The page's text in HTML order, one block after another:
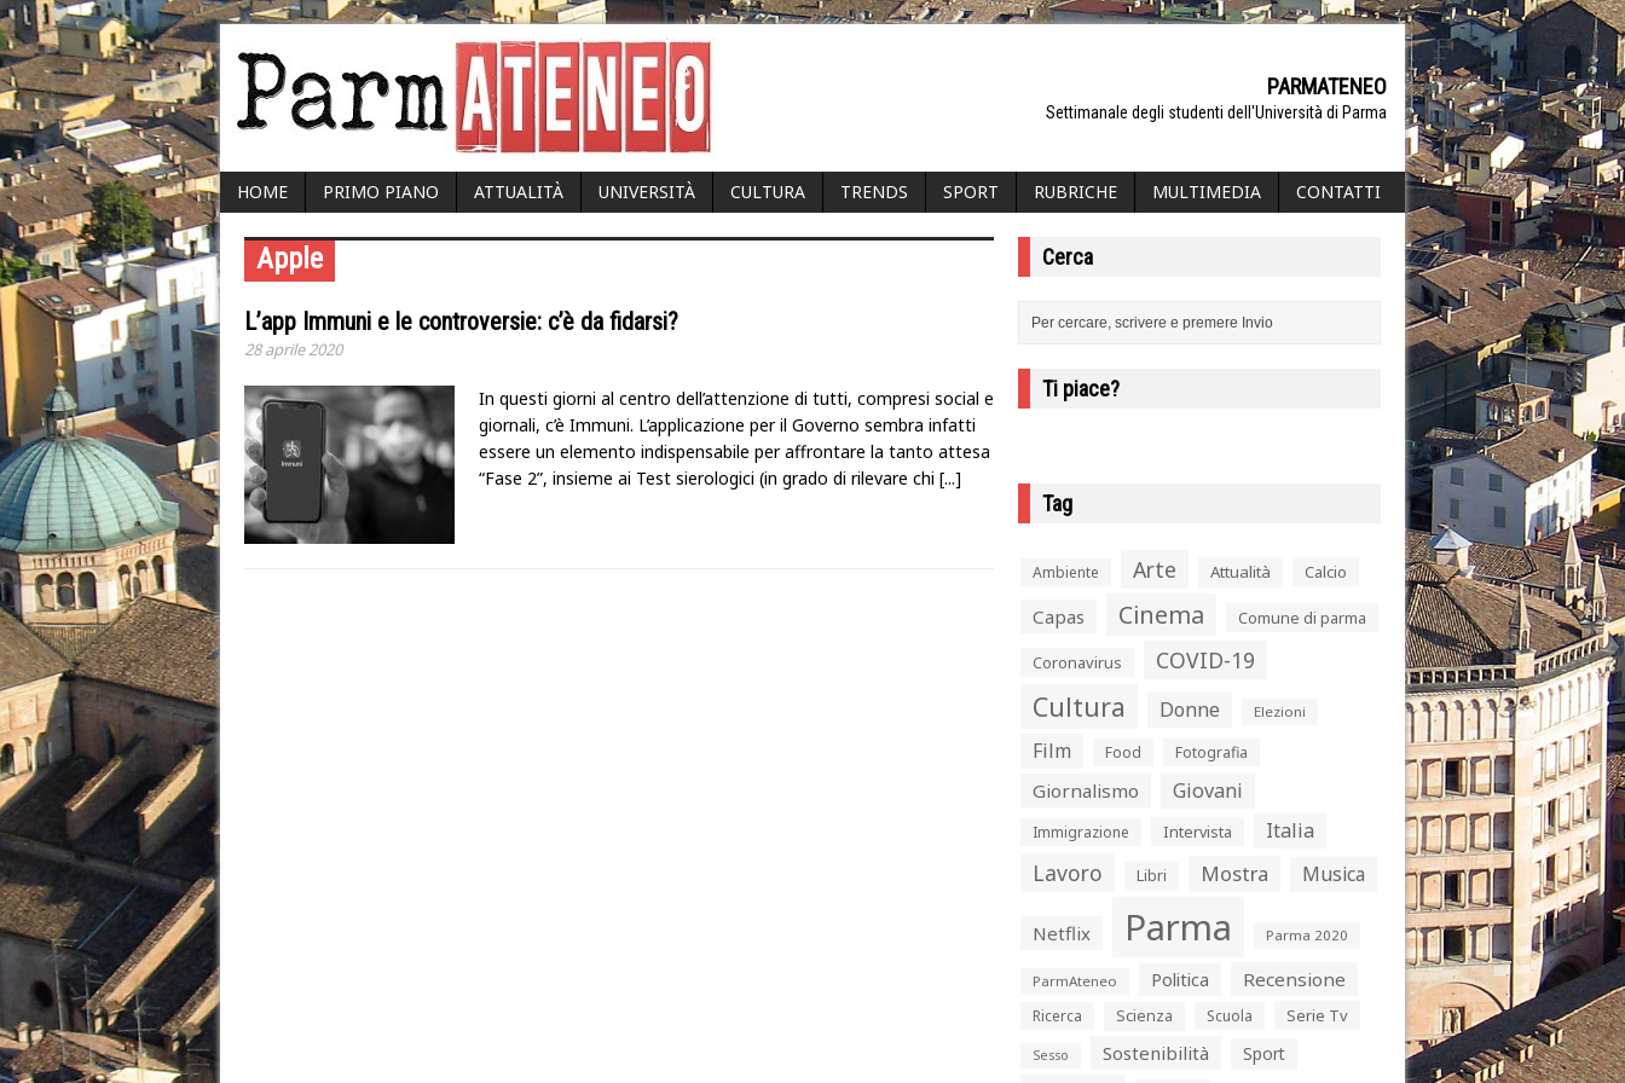
PARMATENEO
Settimanale degli studenti dell'Università di Parma
HOME PRIMO PIANO ATTUALITÀ UNIVERSITÀ CULTURA TRENDS SPORT RUBRICHE MULTIMEDIA CONTATTI
Apple
L’app Immuni e le controversie: c’è da fidarsi?
28 aprile 2020
In questi giorni al centro dell’attenzione di tutti, compresi social e
giornali, c’è Immuni. L’applicazione per il Governo sembra infatti
essere un elemento indispensabile per affrontare la tanto attesa
“Fase 2”, insieme ai Test sierologici (in grado di rilevare chi [...]
Cerca
Ti piace?
Tag
Ambiente Arte Attualità Calcio
Capas Cinema Comune di parma
Coronavirus COVID-19
Cultura Donne Elezioni
Film Food Fotografia
Giornalismo Giovani
Immigrazione Intervista Italia
Lavoro Libri Mostra Musica
Netflix Parma Parma 2020
ParmAteneo Politica Recensione
Ricerca Scienza Scuola Serie Tv
Sesso Sostenibilità Sport